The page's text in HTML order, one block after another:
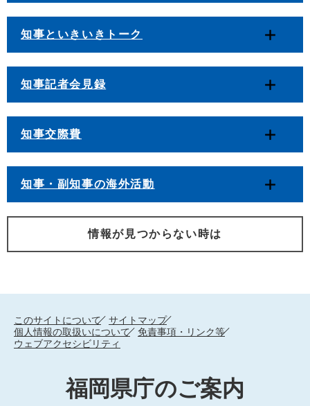
知事といきいきトーク
知事記者会見録
知事交際費
知事・副知事の海外活動
情報が見つからない時は
このサイトについて
サイトマップ
個人情報の取扱いについて
免責事項・リンク等
ウェブアクセシビリティ
福岡県庁のご案内